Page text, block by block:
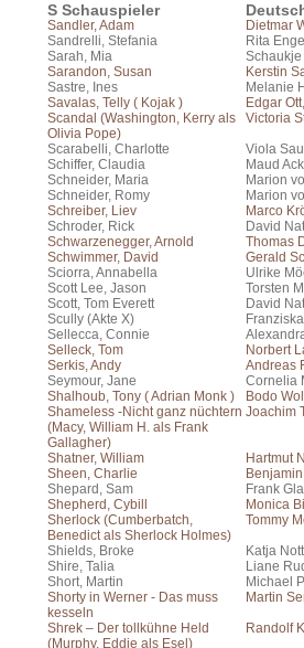
S Schauspieler
Sandler, Adam
Dietmar
Sandrelli, Stefania
Rita
Sarah, Mia
Sarandon, Susan
Kerstin
Sastre, Ines
Melanie
Savalas, Telly ( Kojak )
Edgar
Scandal (Washington, Kerry als
Olivia Pope)
Victoria
Scarabelli, Charlotte
Viola
Schiffer, Claudia
Maud
Schneider, Maria
Marion
Schneider, Romy
Marion
Schreiber, Liev
Marco
Schroder, Rick
David
Schwarzenegger, Arnold
Thomas
Schwimmer, David
Gerald
Sciorra, Annabella
Ulrike
Scott Lee, Jason
Torsten
Scott, Tom Everett
David
Scully (Akte X)
Sellecca, Connie
Selleck, Tom
Norbert
Serkis, Andy
Andreas
Seymour, Jane
Cornelia
Shalhoub, Tony ( Adrian Monk )
Bodo
Shameless -Nicht ganz nüchtern
(Macy, William H. als Frank
Gallagher)
Joachim
Shatner, William
Hartmut
Sheen, Charlie
Shepard, Sam
Frank
Shepherd, Cybill
Monica
Sherlock (Cumberbatch,
Benedict als Sherlock Holmes)
Tommy
Shields, Broke
Katja
Shire, Talia
Liane
Short, Martin
Michael
Shorty in Werner - Das muss
kesseln
Martin
Shrek – Der tollkühne Held
(Murphy, Eddie als Esel)
Randolf